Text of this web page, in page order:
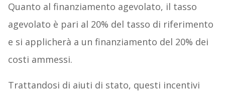
Quanto al finanziamento agevolato, il tasso
agevolato è pari al 20% del tasso di riferimento
e si applicherà a un finanziamento del 20% dei
costi ammessi.
Trattandosi di aiuti di stato, questi incentivi